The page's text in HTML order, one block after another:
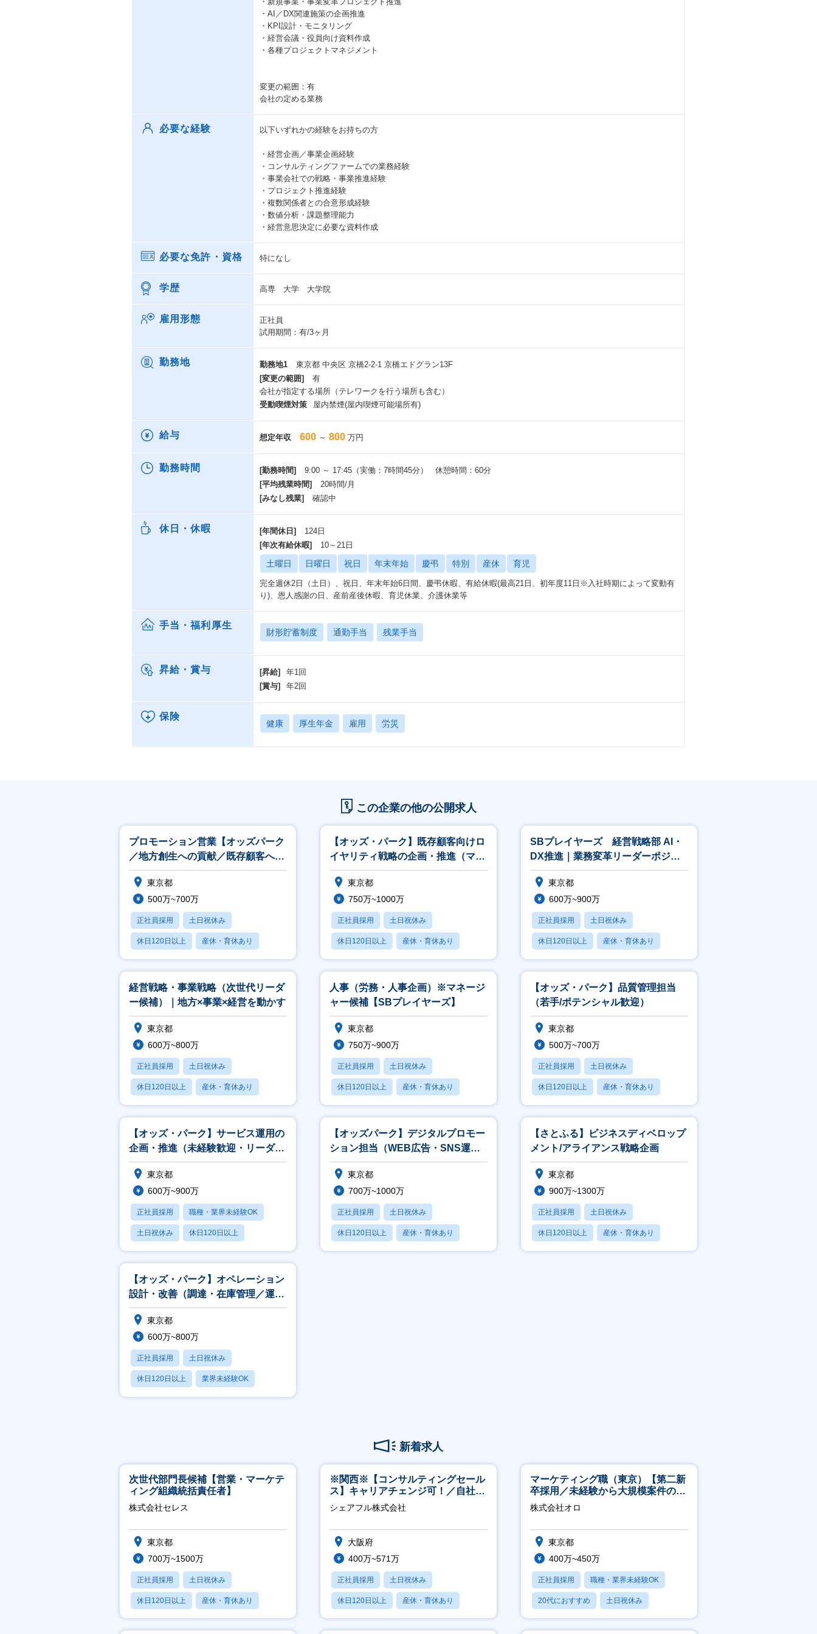
・AI／DX関連施策の企画推進
・KPI設計・モニタリング
・経営会議・役員向け資料作成
・各種プロジェクトマネジメント
変更の範囲：有
会社の定める業務
必要な経験 以下いずれかの経験をお持ちの方
・経営企画／事業企画経験
・コンサルティングファームでの業務経験
・事業会社での戦略・事業推進経験
・プロジェクト推進経験
・複数関係者との合意形成経験
・数値分析・課題整理能力
・経営意思決定に必要な資料作成
必要な免許・資格 特になし
学歴 高専 大学 大学院
雇用形態
正社員
試用期間：有/3ヶ月
勤務地 勤務地1
東京都 中央区 京橋2-2-1 京橋エドグラン13F
[変更の範囲]
有
会社が指定する場所（テレワークを行う場所も含む）
受動喫煙対策
屋内禁煙(屋内喫煙可能場所有)
給与 想定年収 600 ～ 800 万円
勤務時間 [勤務時間]
9:00 ～ 17:45（実働：7時間45分） 休憩時間：60分
[平均残業時間]
20時間/月
[みなし残業]
確認中
休日・休暇 [年間休日]
124日
[年次有給休暇]
10～21日
土曜日 日曜日 祝日 年末年始 慶弔 特別 産休 育児
完全週休2日（土日）、祝日、年末年始6日間、慶弔休暇、有給休暇(最高21日、初年度11日※入社時期によって変動有
り)、恩人感謝の日、産前産後休暇、育児休業、介護休業等
手当・福利厚生
財形貯蓄制度 通勤手当 残業手当
昇給・賞与 [昇給]
年1回
[賞与]
年2回
保険
健康 厚生年金 雇用 労災
この企業の他の公開求人
プロモーション営業【オッズパーク
／地方創生への貢献／既存顧客への
提案業務／リモート可】
東京都
500万~700万
正社員採用 土日祝休み
休日120日以上 産休・育休あり
賞与あり
【オッズ・パーク】既存顧客向けロ
イヤリティ戦略の企画・推進（マネ
ージャー候補）
東京都
750万~1000万
正社員採用 土日祝休み
休日120日以上 産休・育休あり
賞与あり
SBプレイヤーズ 経営戦略部 AI・
DX推進｜業務変革リーダーポジシ
ョン
東京都
600万~900万
正社員採用 土日祝休み
休日120日以上 産休・育休あり
月残業20時間以内
経営戦略・事業戦略（次世代リーダ
ー候補）｜地方×事業×経営を動かす
東京都
600万~800万
正社員採用 土日祝休み
休日120日以上 産休・育休あり
月残業20時間以内
人事（労務・人事企画）※マネージ
ャー候補【SBプレイヤーズ】
東京都
750万~900万
正社員採用 土日祝休み
休日120日以上 産休・育休あり
月残業20時間以内
【オッズ・パーク】品質管理担当
（若手/ポテンシャル歓迎）
東京都
500万~700万
正社員採用 土日祝休み
休日120日以上 産休・育休あり
月残業20時間以内
【オッズ・パーク】サービス運用の
企画・推進（未経験歓迎・リーダー
募集）
東京都
600万~900万
正社員採用 職種・業界未経験OK
土日祝休み 休日120日以上
産休・育休あり
【オッズパーク】デジタルプロモー
ション担当（WEB広告・SNS運
用）
東京都
700万~1000万
正社員採用 土日祝休み
休日120日以上 産休・育休あり
賞与あり
【さとふる】ビジネスディベロップ
メント/アライアンス戦略企画
東京都
900万~1300万
正社員採用 土日祝休み
休日120日以上 産休・育休あり
賞与あり
【オッズ・パーク】オペレーション
設計・改善（調達・在庫管理／運
用）
東京都
600万~800万
正社員採用 土日祝休み
休日120日以上 業界未経験OK
産休・育休あり
新着求人
次世代部門長候補【営業・マーケテ
ィング組織統括責任者】
株式会社セレス
東京都
700万~1500万
正社員採用 土日祝休み
休日120日以上 産休・育休あり
賞与あり
※関西※【コンサルティングセール
ス】キャリアチェンジ可！／自社サ
ービス『シェアフル』の営業
シェアフル株式会社
大阪府
400万~571万
正社員採用 土日祝休み
休日120日以上 産休・育休あり
賞与あり
マーケティング職（東京）【第二新
卒採用／未経験から大規模案件のマ
ーケティングが経験できる／研修充
実】
株式会社オロ
東京都
400万~450万
正社員採用 職種・業界未経験OK
20代におすすめ 土日祝休み
休日120日以上